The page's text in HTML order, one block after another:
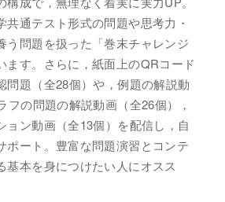
共通テスト形式の問題や思考力・
う問題を扱った「巻末チャレンジ
ます。さらに，紙面上のQRコード
問題（全28個）や，例題の解説動
フの問題の解説動画（全26個），
ョン動画（全13個）を配信し，自
ポート。豊富な問題演習とコンテ
基本を身につけたい人にオスス